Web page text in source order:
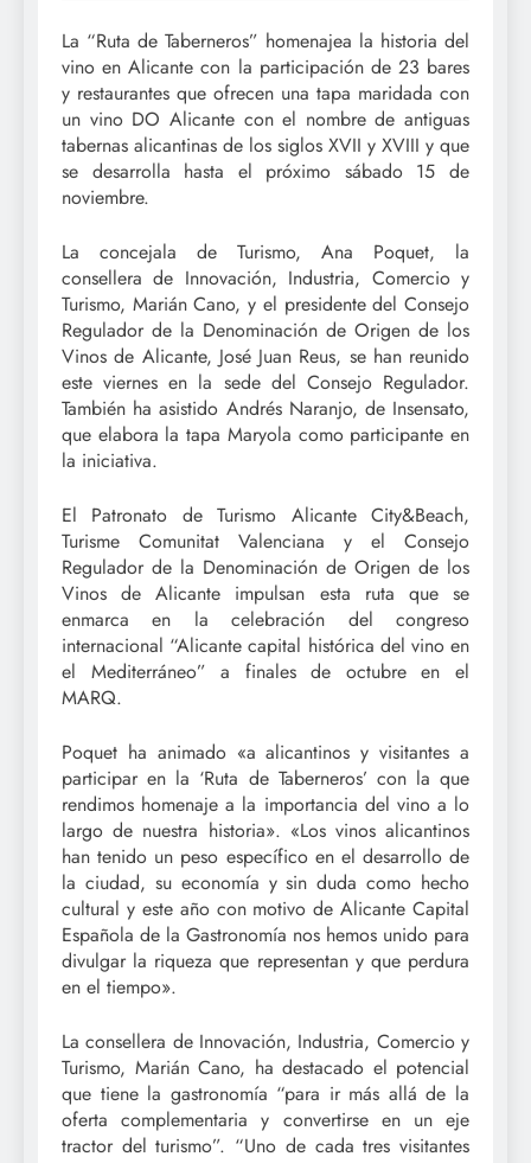
La “Ruta de Taberneros” homenajea la historia del
vino en Alicante con la participación de 23 bares
y restaurantes que ofrecen una tapa maridada con
un vino DO Alicante con el nombre de antiguas
tabernas alicantinas de los siglos XVII y XVIII y que
se desarrolla hasta el próximo sábado 15 de
noviembre.
La concejala de Turismo, Ana Poquet, la
consellera de Innovación, Industria, Comercio y
Turismo, Marián Cano, y el presidente del Consejo
Regulador de la Denominación de Origen de los
Vinos de Alicante, José Juan Reus, se han reunido
este viernes en la sede del Consejo Regulador.
También ha asistido Andrés Naranjo, de Insensato,
que elabora la tapa Maryola como participante en
la iniciativa.
El Patronato de Turismo Alicante City&Beach,
Turisme Comunitat Valenciana y el Consejo
Regulador de la Denominación de Origen de los
Vinos de Alicante impulsan esta ruta que se
enmarca en la celebración del congreso
internacional “Alicante capital histórica del vino en
el Mediterráneo” a finales de octubre en el
MARQ.
Poquet ha animado «a alicantinos y visitantes a
participar en la ‘Ruta de Taberneros’ con la que
rendimos homenaje a la importancia del vino a lo
largo de nuestra historia». «Los vinos alicantinos
han tenido un peso específico en el desarrollo de
la ciudad, su economía y sin duda como hecho
cultural y este año con motivo de Alicante Capital
Española de la Gastronomía nos hemos unido para
divulgar la riqueza que representan y que perdura
en el tiempo».
La consellera de Innovación, Industria, Comercio y
Turismo, Marián Cano, ha destacado el potencial
que tiene la gastronomía “para ir más allá de la
oferta complementaria y convertirse en un eje
tractor del turismo”. “Uno de cada tres visitantes